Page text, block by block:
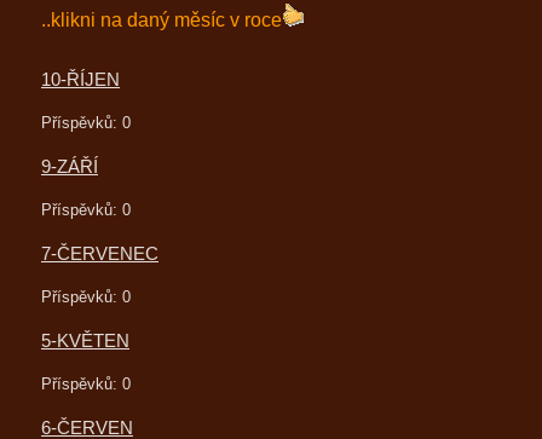
..klikni na daný měsíc v roce
10-ŘÍJEN
Příspěvků: 0
9-ZÁŘÍ
Příspěvků: 0
7-ČERVENEC
Příspěvků: 0
5-KVĚTEN
Příspěvků: 0
6-ČERVEN